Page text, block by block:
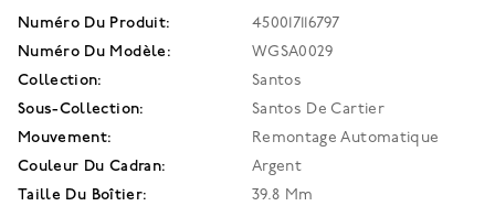
Numéro Du Produit:
450017116797
Numéro Du Modèle:
WGSA0029
Collection:
Santos
Sous-Collection:
Santos De Cartier
Mouvement:
Remontage Automatique
Couleur Du Cadran:
Argent
Taille Du Boîtier:
39.8 Mm